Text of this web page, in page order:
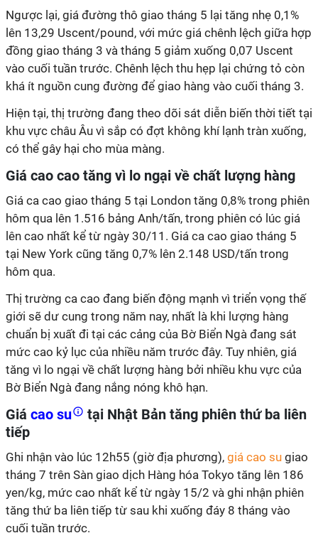
Ngược lại, giá đường thô giao tháng 5 lại tăng nhẹ 0,1%
lên 13,29 Uscent/pound, với mức giá chênh lệch giữa hợp
đồng giao tháng 3 và tháng 5 giảm xuống 0,07 Uscent
vào cuối tuần trước. Chênh lệch thu hẹp lại chứng tỏ còn
khá ít nguồn cung đường để giao hàng vào cuối tháng 3.
Hiện tại, thị trường đang theo dõi sát diễn biến thời tiết tại
khu vực châu Âu vì sắp có đợt không khí lạnh tràn xuống,
có thể gây hại cho mùa màng.
Giá cao cao tăng vì lo ngại về chất lượng hàng
Giá ca cao giao tháng 5 tại London tăng 0,8% trong phiên
hôm qua lên 1.516 bảng Anh/tấn, trong phiên có lúc giá
lên cao nhất kể từ ngày 30/11. Giá ca cao giao tháng 5
tại New York cũng tăng 0,7% lên 2.148 USD/tấn trong
hôm qua.
Thị trường ca cao đang biến động mạnh vì triển vọng thế
giới sẽ dư cung trong năm nay, nhất là khi lượng hàng
chuẩn bị xuất đi tại các cảng của Bờ Biển Ngà đang sát
mức cao kỷ lục của nhiều năm trước đây. Tuy nhiên, giá
tăng vì lo ngại về chất lượng hàng bởi nhiều khu vực của
Bờ Biển Ngà đang nắng nóng khô hạn.
Giá cao su
tại Nhật Bản tăng phiên thứ ba liên
tiếp
Ghi nhận vào lúc 12h55 (giờ địa phương), giá cao su giao
tháng 7 trên Sàn giao dịch Hàng hóa Tokyo tăng lên 186
yen/kg, mức cao nhất kể từ ngày 15/2 và ghi nhận phiên
tăng thứ ba liên tiếp từ sau khi xuống đáy 8 tháng vào
cuối tuần trước.